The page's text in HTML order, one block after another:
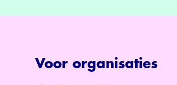
Voor organisaties